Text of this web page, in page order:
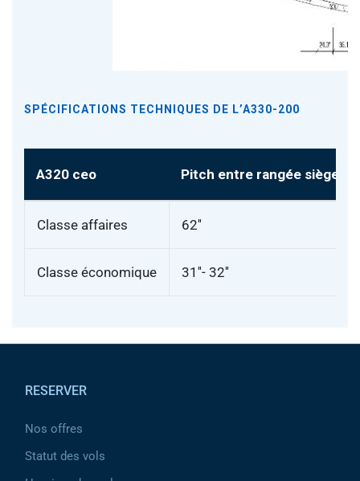
SPÉCIFICATIONS TECHNIQUES DE L’A330-200
A320 ceo Pitch entre rangée sièges
Classe affaires 62''
Classe économique 31''- 32''
RESERVER
Nos offres
Statut des vols